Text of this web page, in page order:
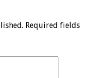
Required fields